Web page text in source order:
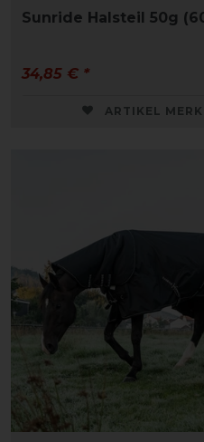
Sunride Halsteil 50g
34,85 € *
ARTIKEL